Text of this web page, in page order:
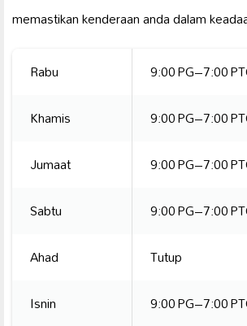
memastikan kenderaan anda dalam
Rabu
9:00 PG–7:00
Khamis
9:00 PG–7:00
Jumaat
9:00 PG–7:00
Sabtu
9:00 PG–7:00
Ahad
Tutup
Isnin
9:00 PG–7:00